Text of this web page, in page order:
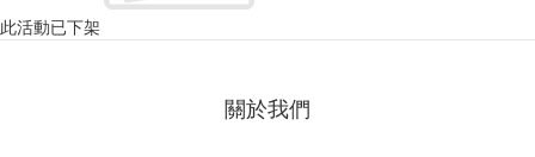
此活動已下架
關於我們